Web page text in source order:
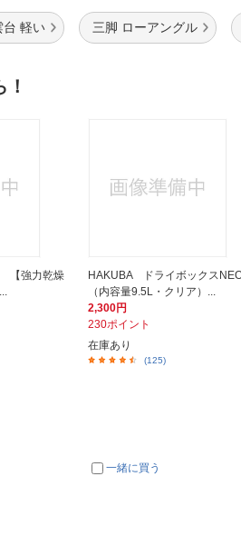
台 軽い 三脚 ローアングル
【強力乾燥
HAKUBA ドライボックス
（内容量9.5L・クリア）...
2,300円
230ポイント
在庫あり
(125)
一緒に買う